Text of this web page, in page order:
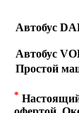
Автобус
Автобус
Простой
*